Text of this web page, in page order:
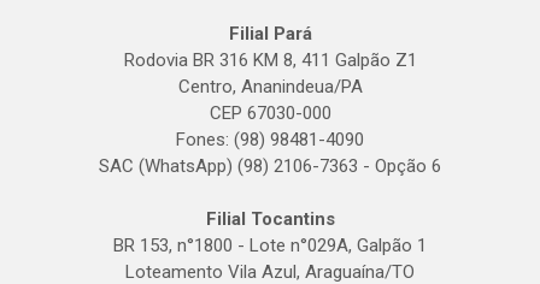
Filial Pará
Rodovia BR 316 KM 8, 411 Galpão Z1
Centro, Ananindeua/PA
CEP 67030-000
Fones: (98) 98481-4090
SAC (WhatsApp) (98) 2106-7363 - Opção 6
Filial Tocantins
BR 153, n°1800 - Lote n°029A, Galpão 1
Loteamento Vila Azul, Araguaína/TO